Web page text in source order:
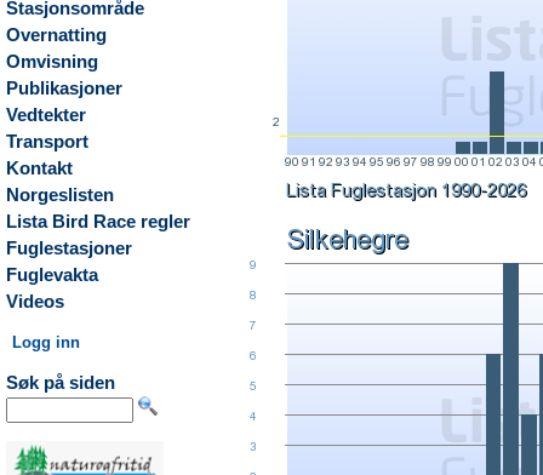
Stasjonsområde
Overnatting
Omvisning
Publikasjoner
Vedtekter
Transport
Kontakt
Norgeslisten
Lista Bird Race regler
Fuglestasjoner
Fuglevakta
Videos
Logg inn
Søk på siden